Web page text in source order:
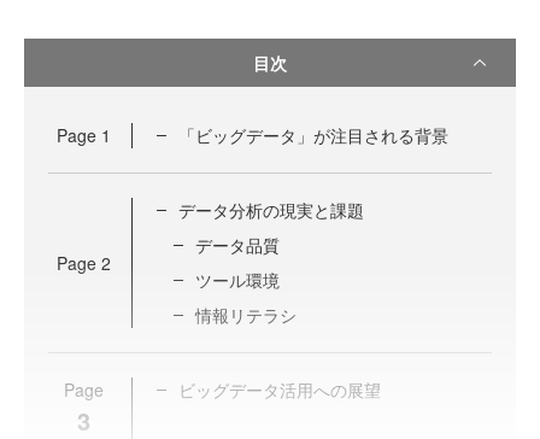
目次
Page 1 「ビッグデータ」が注目される背景
Page 2
データ分析の現実と課題
データ品質
ツール環境
情報リテラシ
Page
3
ビッグデータ活用への展望